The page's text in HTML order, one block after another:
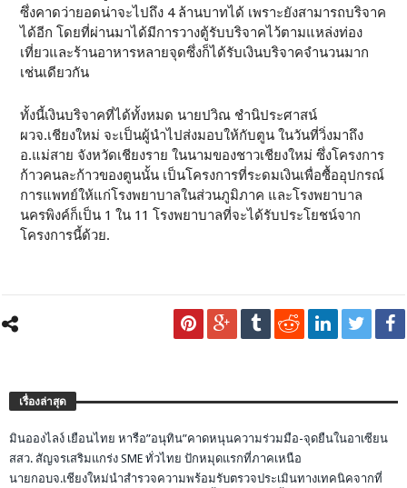
ซึ่งคาดว่ายอดน่าจะไปถึง 4 ล้านบาทได้ เพราะยังสามารถบริจาค
ได้อีก โดยที่ผ่านมาได้มีการวางตู้รับบริจาคไว้ตามแหล่งท่อง
เที่ยวและร้านอาหารหลายจุดซึ่งก็ได้รับเงินบริจาคจำนวนมาก
เช่นเดียวกัน
ทั้งนี้เงินบริจาคที่ได้ทั้งหมด นายปวิณ ชำนิประศาสน์
ผวจ.เชียงใหม่ จะเป็นผู้นำไปส่งมอบให้กับตูน ในวันที่วิ่งมาถึง
อ.แม่สาย จังหวัดเชียงราย ในนามของชาวเชียงใหม่ ซึ่งโครงการ
ก้าวคนละก้าวของตูนนั้น เป็นโครงการที่ระดมเงินเพื่อซื้ออุปกรณ์
การแพทย์ให้แก่โรงพยาบาลในส่วนภูมิภาค และโรงพยาบาล
นครพิงค์ก็เป็น 1 ใน 11 โรงพยาบาลที่จะได้รับประโยชน์จาก
โครงการนี้ด้วย.
เรื่องล่าสุด
มินอองไลง์ เยือนไทย หารือ”อนุทิน”คาดหนุนความร่วมมือ-จุดยืนในอาเซียน
สสว. สัญจรเสริมแกร่ง SME ทั่วไทย ปักหมุดแรกที่ภาคเหนือ
นายกอบจ.เชียงใหม่นำสำรวจความพร้อมรับตรวจประเมินทางเทคนิคจากที่